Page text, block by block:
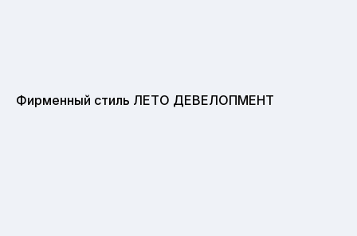
Фирменный стиль ЛЕТО ДЕВЕЛОПМЕНТ